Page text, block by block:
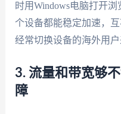
时用Windows电脑打开
个设备都能稳定加速，
经常切换设备的海外用户
3. 流量和带宽够
障